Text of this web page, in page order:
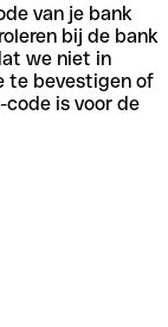
van je bank
bij de bank
we niet in
te bevestigen of
is voor de